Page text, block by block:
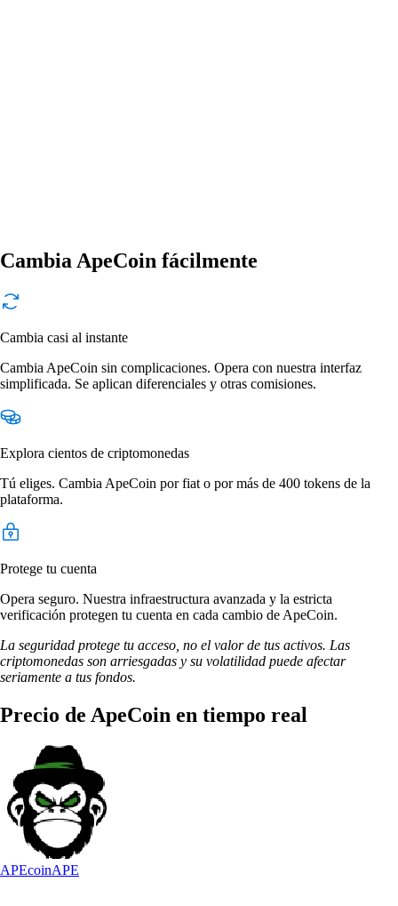
Cambia ApeCoin fácilmente
Cambia casi al instante
Cambia ApeCoin sin complicaciones. Opera con nuestra interfaz
simplificada. Se aplican diferenciales y otras comisiones.
Explora cientos de criptomonedas
Tú eliges. Cambia ApeCoin por fiat o por más de 400 tokens de la
plataforma.
Protege tu cuenta
Opera seguro. Nuestra infraestructura avanzada y la estricta
verificación protegen tu cuenta en cada cambio de ApeCoin.
La seguridad protege tu acceso, no el valor de tus activos. Las
criptomonedas son arriesgadas y su volatilidad puede afectar
seriamente a tus fondos.
Precio de ApeCoin en tiempo real
APEcoinAPE